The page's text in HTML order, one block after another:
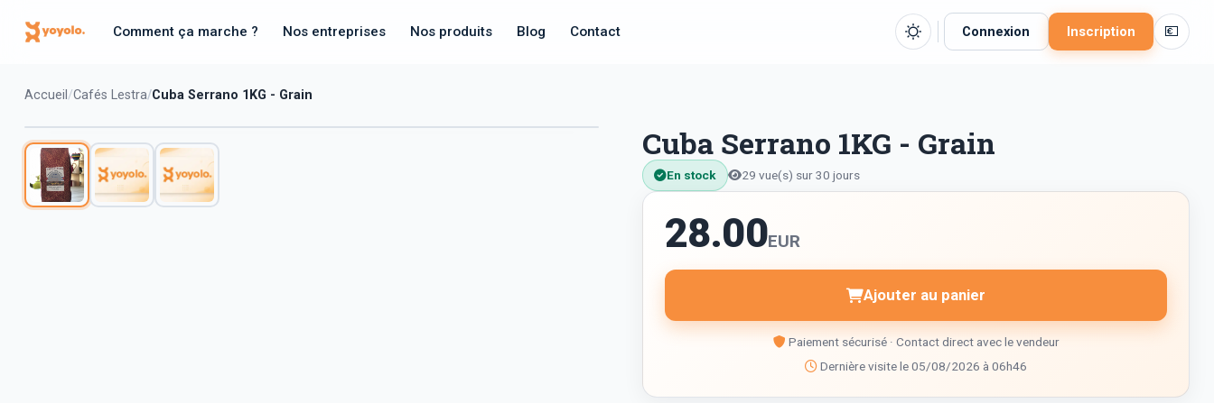
Comment ça marche ? Nos entreprises Nos produits Blog Contact Connexion Inscription 💶
Accueil Cafés Lestra Cuba Serrano 1KG - Grain
Cuba Serrano 1KG - Grain
En stock 29 vue(s) sur 30 jours
28.00EUR
Ajouter au panier
Paiement sécurisé · Contact direct avec le vendeur
Dernière visite le 05/08/2026 à 06h46